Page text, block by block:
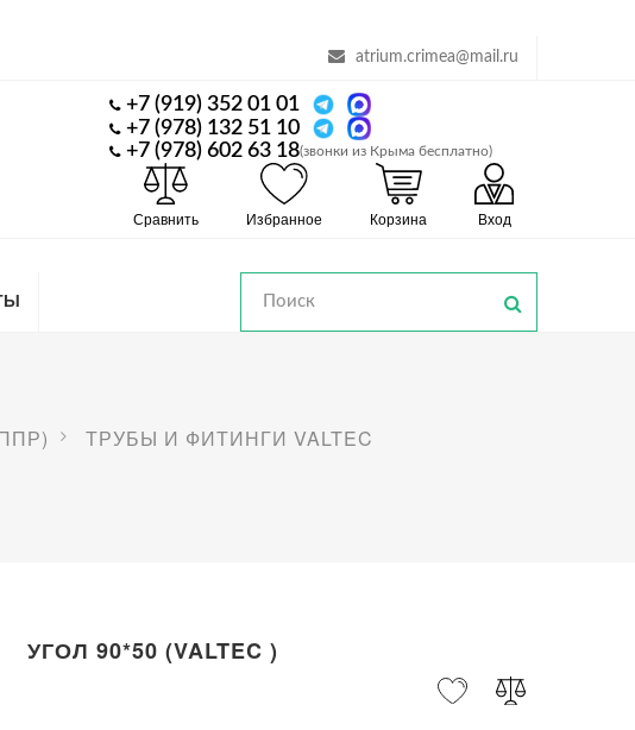
atrium.crimea@mail.ru
+7 (919) 352 01 01
+7 (978) 132 51 10
+7 (978) 602 63 18(звонки из Крыма бесплатно)
Сравнить Избранное Корзина Вход
ТРУБЫ И ФИТИНГИ VALTEC
УГОЛ 90*50 (VALTEC )